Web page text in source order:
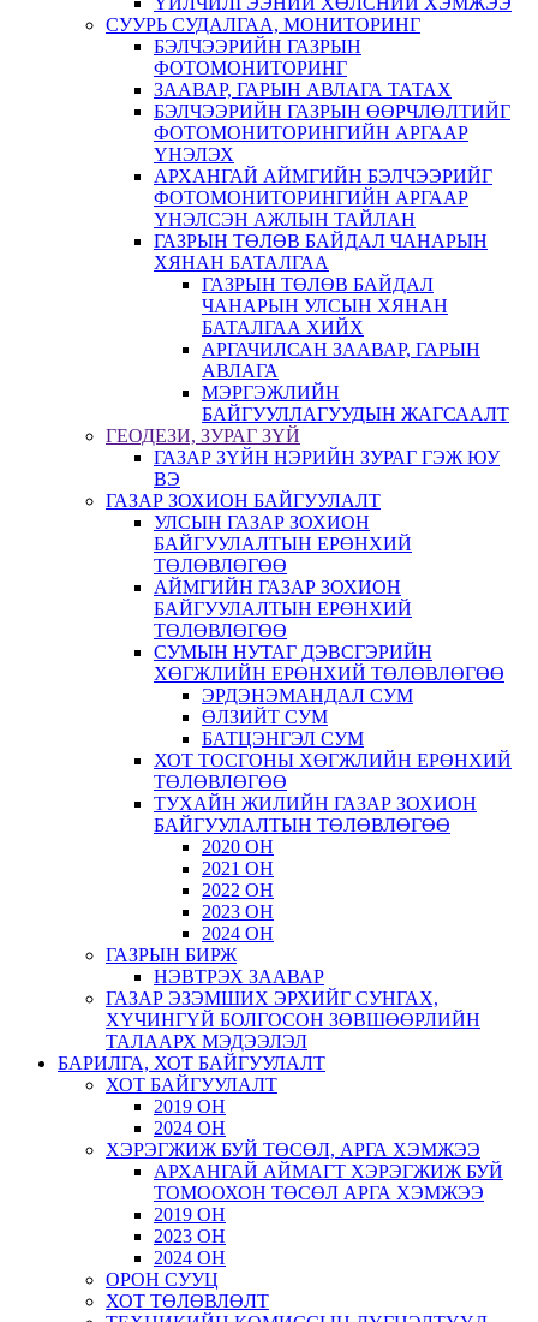
СУУРЬ СУДАЛГАА, МОНИТОРИНГ
БЭЛЧЭЭРИЙН ГАЗРЫН
ФОТОМОНИТОРИНГ
ЗААВАР, ГАРЫН АВЛАГА ТАТАХ
БЭЛЧЭЭРИЙН ГАЗРЫН ӨӨРЧЛӨЛТИЙГ
ФОТОМОНИТОРИНГИЙН АРГААР
ҮНЭЛЭХ
АРХАНГАЙ АЙМГИЙН БЭЛЧЭЭРИЙГ
ФОТОМОНИТОРИНГИЙН АРГААР
ҮНЭЛСЭН АЖЛЫН ТАЙЛАН
ГАЗРЫН ТӨЛӨВ БАЙДАЛ ЧАНАРЫН
ХЯНАН БАТАЛГАА
ГАЗРЫН ТӨЛӨВ БАЙДАЛ
ЧАНАРЫН УЛСЫН ХЯНАН
БАТАЛГАА ХИЙХ
АРГАЧИЛСАН ЗААВАР, ГАРЫН
АВЛАГА
МЭРГЭЖЛИЙН
БАЙГУУЛЛАГУУДЫН ЖАГСААЛТ
ГЕОДЕЗИ, ЗУРАГ ЗҮЙ
ГАЗАР ЗҮЙН НЭРИЙН ЗУРАГ ГЭЖ ЮУ
ВЭ
ГАЗАР ЗОХИОН БАЙГУУЛАЛТ
УЛСЫН ГАЗАР ЗОХИОН
БАЙГУУЛАЛТЫН ЕРӨНХИЙ
ТӨЛӨВЛӨГӨӨ
АЙМГИЙН ГАЗАР ЗОХИОН
БАЙГУУЛАЛТЫН ЕРӨНХИЙ
ТӨЛӨВЛӨГӨӨ
СУМЫН НУТАГ ДЭВСГЭРИЙН
ХӨГЖЛИЙН ЕРӨНХИЙ ТӨЛӨВЛӨГӨӨ
ЭРДЭНЭМАНДАЛ СУМ
ӨЛЗИЙТ СУМ
БАТЦЭНГЭЛ СУМ
ХОТ ТОСГОНЫ ХӨГЖЛИЙН ЕРӨНХИЙ
ТӨЛӨВЛӨГӨӨ
ТУХАЙН ЖИЛИЙН ГАЗАР ЗОХИОН
БАЙГУУЛАЛТЫН ТӨЛӨВЛӨГӨӨ
2020 ОН
2021 ОН
2022 ОН
2023 ОН
2024 ОН
ГАЗРЫН БИРЖ
НЭВТРЭХ ЗААВАР
ГАЗАР ЭЗЭМШИХ ЭРХИЙГ СУНГАХ,
ХҮЧИНГҮЙ БОЛГОСОН ЗӨВШӨӨРЛИЙН
ТАЛААРХ МЭДЭЭЛЭЛ
БАРИЛГА, ХОТ БАЙГУУЛАЛТ
ХОТ БАЙГУУЛАЛТ
2019 ОН
2024 ОН
ХЭРЭГЖИЖ БУЙ ТӨСӨЛ, АРГА ХЭМЖЭЭ
АРХАНГАЙ АЙМАГТ ХЭРЭГЖИЖ БУЙ
ТОМООХОН ТӨСӨЛ АРГА ХЭМЖЭЭ
2019 ОН
2023 ОН
2024 ОН
ОРОН СУУЦ
ХОТ ТӨЛӨВЛӨЛТ